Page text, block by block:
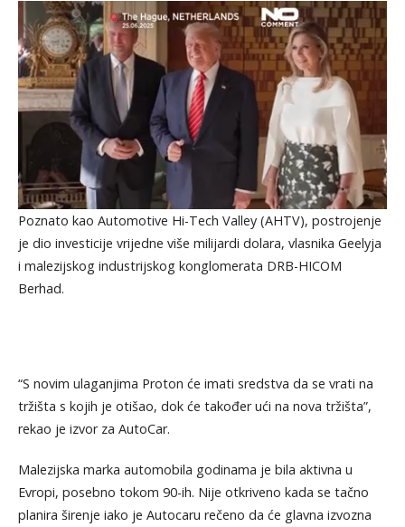
Poznato kao Automotive Hi-Tech Valley (AHTV), postrojenje
je dio investicije vrijedne više milijardi dolara, vlasnika Geelyja
i malezijskog industrijskog konglomerata DRB-HICOM
Berhad.
“S novim ulaganjima Proton će imati sredstva da se vrati na
tržišta s kojih je otišao, dok će također ući na nova tržišta”,
rekao je izvor za AutoCar.
Malezijska marka automobila godinama je bila aktivna u
Evropi, posebno tokom 90-ih. Nije otkriveno kada se tačno
planira širenje iako je Autocaru rečeno da će glavna izvozna